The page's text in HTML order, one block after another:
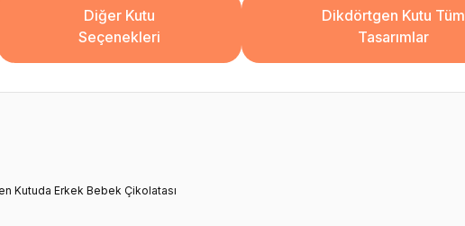
Diğer Kutu
Seçenekleri
Dikdörtgen Kutu Tüm
Tasarımlar
Kutuda Erkek Bebek Çikolatası